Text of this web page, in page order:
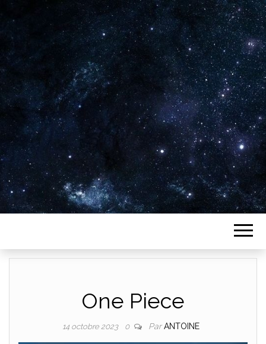
Plus de 2800 critiques de films
One Piece
14 octobre 2023 0 ParANTOINE